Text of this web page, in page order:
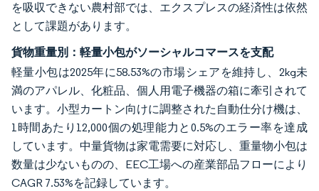
を吸収できない農村部では、エクスプレスの経済性は依然
として課題があります。
貨物重量別：軽量小包がソーシャルコマースを支配
軽量小包は2025年に58.53%の市場シェアを維持し、2kg未
満のアパレル、化粧品、個人用電子機器の箱に牽引されて
います。小型カートン向けに調整された自動仕分け機は、
1時間あたり12,000個の処理能力と0.5%のエラー率を達成
しています。中量貨物は家電需要に対応し、重量物小包は
数量は少ないものの、EEC工場への産業部品フローにより
CAGR 7.53%を記録しています。